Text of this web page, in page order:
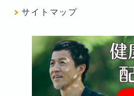
サイトマップ